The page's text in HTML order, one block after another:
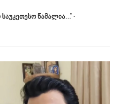
წამალია…“ -